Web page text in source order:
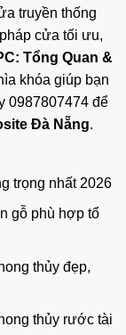
truyền thống
cửa tối ưu,
Tổng Quan &
khóa giúp bạn
0987807474 để
Đà Nẵng.
trọng nhất 2026
gỗ phù hợp tổ
thủy đẹp,
thủy rước tài